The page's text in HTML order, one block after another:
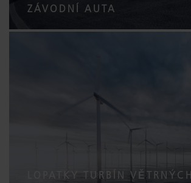
ZÁVODNÍ AUTA
LOPATKY TURBÍN VĚTRNÝCH